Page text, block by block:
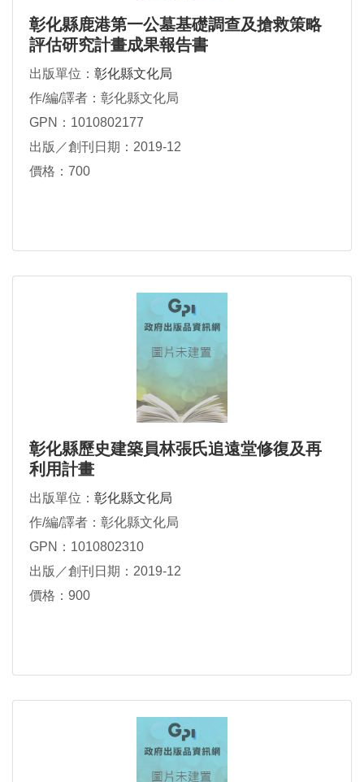
彰化縣鹿港第一公墓基礎調查及搶救策略
評估研究計畫成果報告書
出版單位： 彰化縣文化局
作/編/譯者：彰化縣文化局
GPN：1010802177
出版／創刊日期：2019-12
價格：700
彰化縣歷史建築員林張氏追遠堂修復及再
利用計畫
出版單位： 彰化縣文化局
作/編/譯者：彰化縣文化局
GPN：1010802310
出版／創刊日期：2019-12
價格：900